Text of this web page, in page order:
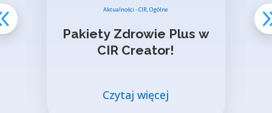
Aktualności - CIR,Ogólne
Pakiety Zdrowie Plus w
CIR Creator!
Czytaj więcej